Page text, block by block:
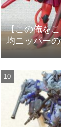
【この俺を
均ニッパー